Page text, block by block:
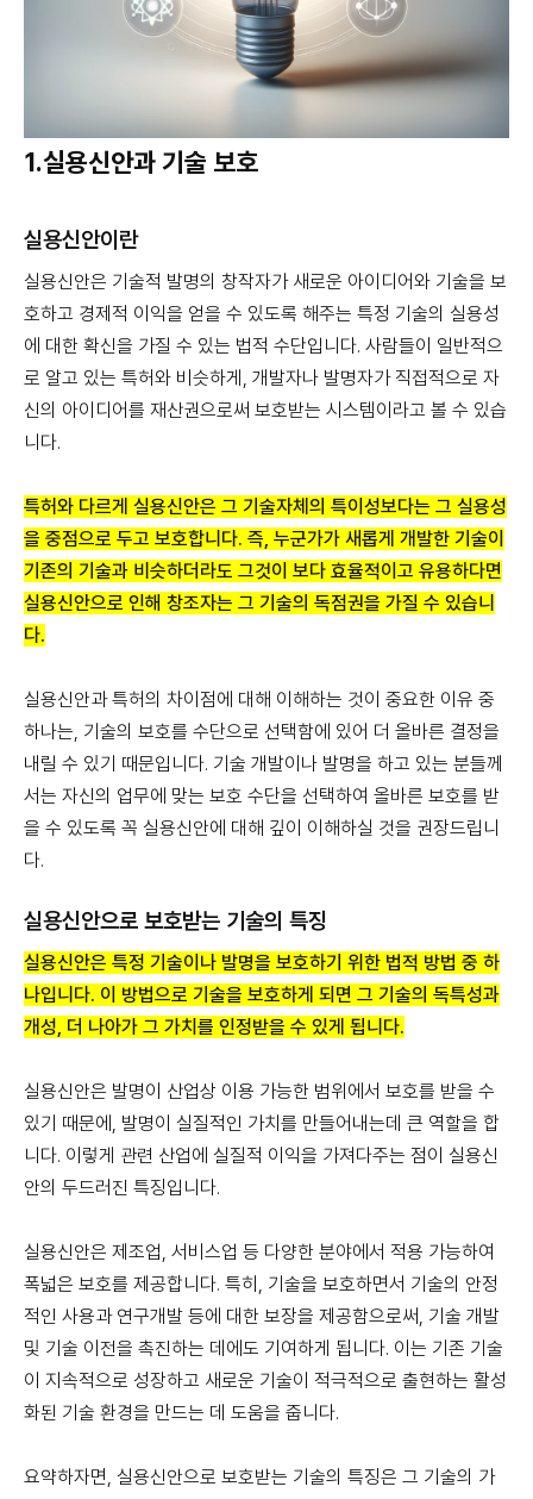
1.실용신안과 기술 보호
실용신안이란
실용신안은 기술적 발명의 창작자가 새로운 아이디어와 기술을 보
호하고 경제적 이익을 얻을 수 있도록 해주는 특정 기술의 실용성
에 대한 확신을 가질 수 있는 법적 수단입니다. 사람들이 일반적으
로 알고 있는 특허와 비슷하게, 개발자나 발명자가 직접적으로 자
신의 아이디어를 재산권으로써 보호받는 시스템이라고 볼 수 있습
니다.
특허와 다르게 실용신안은 그 기술자체의 특이성보다는 그 실용성
을 중점으로 두고 보호합니다. 즉, 누군가가 새롭게 개발한 기술이
기존의 기술과 비슷하더라도 그것이 보다 효율적이고 유용하다면
실용신안으로 인해 창조자는 그 기술의 독점권을 가질 수 있습니
다.
실용신안과 특허의 차이점에 대해 이해하는 것이 중요한 이유 중
하나는, 기술의 보호를 수단으로 선택함에 있어 더 올바른 결정을
내릴 수 있기 때문입니다. 기술 개발이나 발명을 하고 있는 분들께
서는 자신의 업무에 맞는 보호 수단을 선택하여 올바른 보호를 받
을 수 있도록 꼭 실용신안에 대해 깊이 이해하실 것을 권장드립니
다.
실용신안으로 보호받는 기술의 특징
실용신안은 특정 기술이나 발명을 보호하기 위한 법적 방법 중 하
나입니다. 이 방법으로 기술을 보호하게 되면 그 기술의 독특성과
개성, 더 나아가 그 가치를 인정받을 수 있게 됩니다.
실용신안은 발명이 산업상 이용 가능한 범위에서 보호를 받을 수
있기 때문에, 발명이 실질적인 가치를 만들어내는데 큰 역할을 합
니다. 이렇게 관련 산업에 실질적 이익을 가져다주는 점이 실용신
안의 두드러진 특징입니다.
실용신안은 제조업, 서비스업 등 다양한 분야에서 적용 가능하여
폭넓은 보호를 제공합니다. 특히, 기술을 보호하면서 기술의 안정
적인 사용과 연구개발 등에 대한 보장을 제공함으로써, 기술 개발
및 기술 이전을 촉진하는 데에도 기여하게 됩니다. 이는 기존 기술
이 지속적으로 성장하고 새로운 기술이 적극적으로 출현하는 활성
화된 기술 환경을 만드는 데 도움을 줍니다.
요약하자면, 실용신안으로 보호받는 기술의 특징은 그 기술의 가